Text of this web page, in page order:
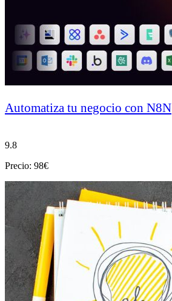
Automatiza tu negocio con N8N
9.8
Precio: 98€